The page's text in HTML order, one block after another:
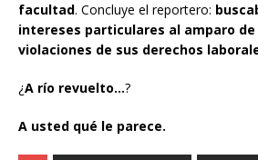
facultad. Concluye el reportero:
intereses particulares al amparo
violaciones de sus derechos
¿A río revuelto…?
A usted qué le parece.